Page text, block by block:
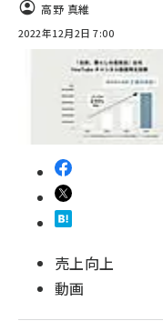
高野 真維
2022年12月2日 7:00
売上向上
動画